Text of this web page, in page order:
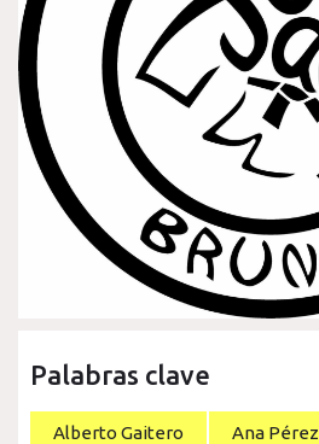
Palabras clave
Alberto Gaitero Ana Pérez